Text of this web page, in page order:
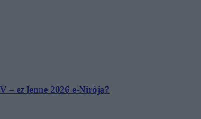
– ez lenne 2026 e-Nirója?